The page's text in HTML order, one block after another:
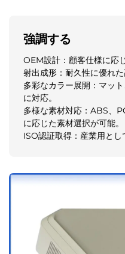
強調する
OEM設計：顧客仕様に応
射出成形：耐久性に優れ
多彩なカラー展開：マッ
に対応。
多様な素材対応：ABS、
に応じた素材選択が可能。
ISO認証取得：産業用とし